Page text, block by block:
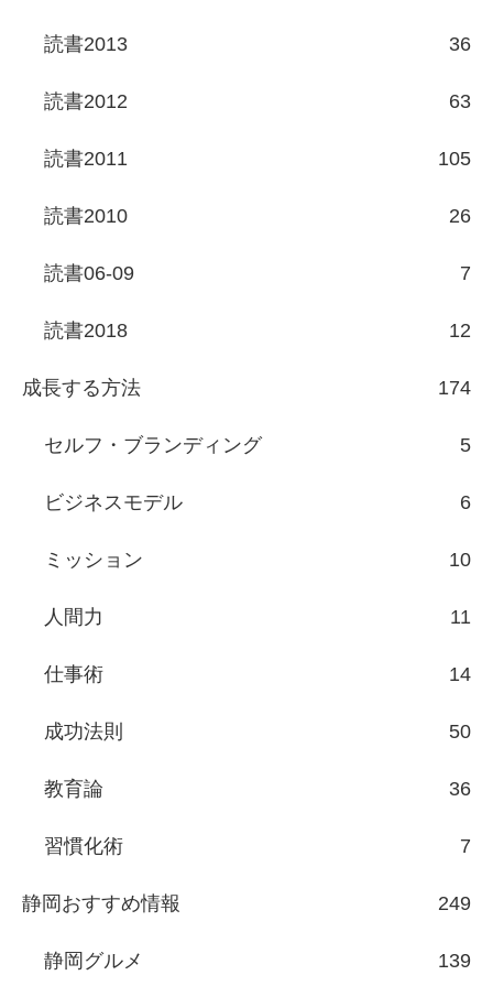
読書2013 36
読書2012 63
読書2011 105
読書2010 26
読書06-09 7
読書2018 12
成長する方法 174
セルフ・ブランディング 5
ビジネスモデル 6
ミッション 10
人間力 11
仕事術 14
成功法則 50
教育論 36
習慣化術 7
静岡おすすめ情報 249
静岡グルメ 139